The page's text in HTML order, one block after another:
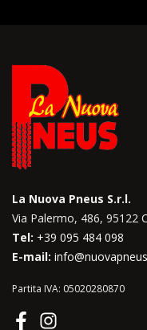
La Nuova Pneus S.r.l.
Via Palermo, 486, 95122
Tel: +39 095 484 098
E-mail:
Partita IVA: 05020280870